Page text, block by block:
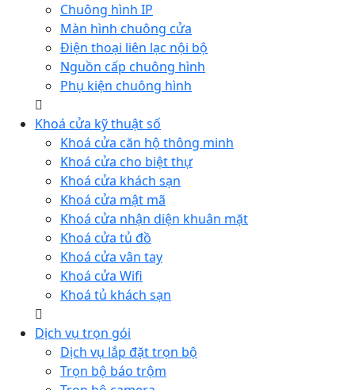
Chuông hình IP
Màn hình chuông cửa
Điện thoại liên lạc nội bộ
Nguồn cấp chuông hình
Phụ kiện chuông hình
Khoá cửa kỹ thuật số
Khoá cửa căn hộ thông minh
Khoá cửa cho biệt thự
Khoá cửa khách sạn
Khoá cửa mật mã
Khoá cửa nhận diện khuân mặt
Khoá cửa tủ đồ
Khoá cửa vân tay
Khoá cửa Wifi
Khoá tủ khách sạn
Dịch vụ trọn gói
Dịch vụ lắp đặt trọn bộ
Trọn bộ báo trộm